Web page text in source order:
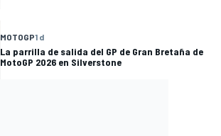
MOTOGP1 d
La parrilla de salida del GP de Gran Bretaña de
MotoGP 2026 en Silverstone